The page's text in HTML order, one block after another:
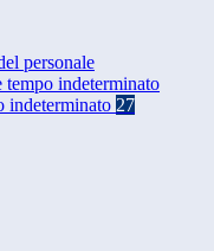
personale
tempo indeterminato
indeterminato 27